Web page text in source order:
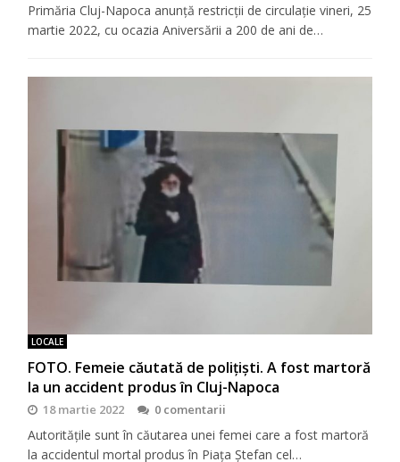
Primăria Cluj-Napoca anunță restricții de circulație vineri, 25
martie 2022, cu ocazia Aniversării a 200 de ani de…
LOCALE
FOTO. Femeie căutată de polițiști. A fost martoră
la un accident produs în Cluj-Napoca
18 martie 2022 0 comentarii
Autoritățile sunt în căutarea unei femei care a fost martoră
la accidentul mortal produs în Piața Ștefan cel…